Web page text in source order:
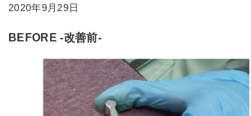
2020年9月29日
BEFORE -改善前-